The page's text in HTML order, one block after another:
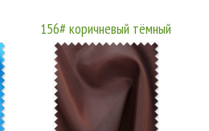
156# коричневый тёмный